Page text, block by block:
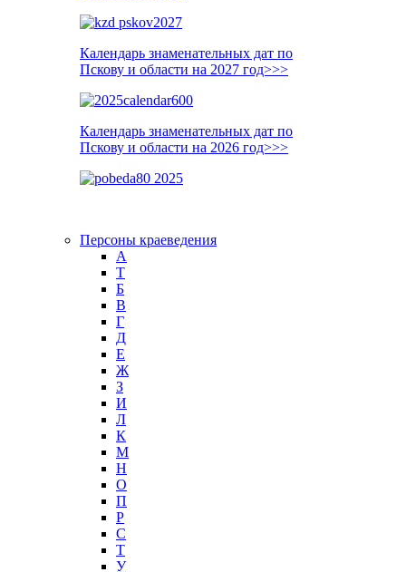
Календарь знаменательных дат по
Пскову и области на 2027 год>>>
Календарь знаменательных дат по
Пскову и области на 2026 год>>>
Персоны краеведения
А
T
Б
В
Г
Д
Е
Ж
З
И
Л
К
М
Н
О
П
Р
С
Т
У